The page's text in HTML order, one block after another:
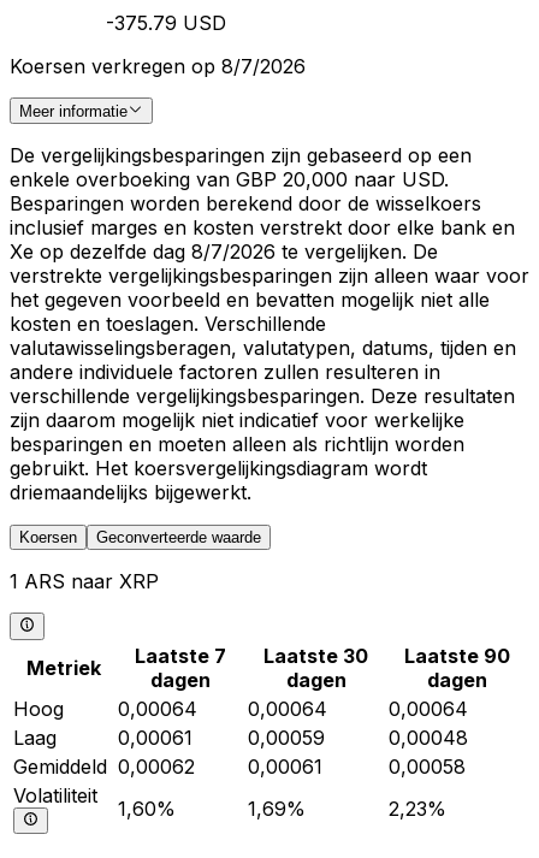
-375.79 USD
Koersen verkregen op 8/7/2026
Meer informatie
De vergelijkingsbesparingen zijn gebaseerd op een
enkele overboeking van GBP 20,000 naar USD.
Besparingen worden berekend door de wisselkoers
inclusief marges en kosten verstrekt door elke bank en
Xe op dezelfde dag 8/7/2026 te vergelijken. De
verstrekte vergelijkingsbesparingen zijn alleen waar voor
het gegeven voorbeeld en bevatten mogelijk niet alle
kosten en toeslagen. Verschillende
valutawisselingsberagen, valutatypen, datums, tijden en
andere individuele factoren zullen resulteren in
verschillende vergelijkingsbesparingen. Deze resultaten
zijn daarom mogelijk niet indicatief voor werkelijke
besparingen en moeten alleen als richtlijn worden
gebruikt. Het koersvergelijkingsdiagram wordt
driemaandelijks bijgewerkt.
Koersen Geconverteerde waarde
1 ARS naar XRP
Metriek
Laatste 7
dagen
Laatste 30
dagen
Laatste 90
dagen
Hoog
0,00064 0,00064
0,00064
Laag
0,00061 0,00059
0,00048
Gemiddeld 0,00062 0,00061
0,00058
Volatiliteit
1,60% 1,69% 2,23%